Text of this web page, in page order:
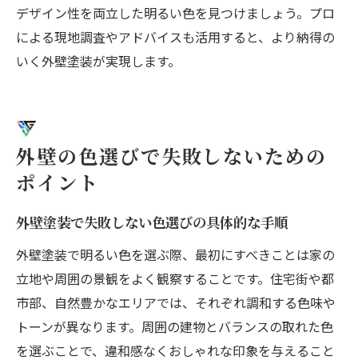
デザイン性を両立した明るい色を見つけましょう。プロ
による現地調査やアドバイスも活用すると、より納得の
いく外壁塗装が実現します。
外壁の色選びで失敗しないための
ポイント
外壁塗装で失敗しない色選びの具体的な手順
外壁塗装で明るい色を選ぶ際、最初にすべきことは家の
立地や周囲の景観をよく観察することです。住宅街や都
市部、自然豊かなエリアでは、それぞれ調和する色味や
トーンが異なります。周囲の建物とバランスの取れた色
を選ぶことで、違和感なくおしゃれな印象を与えること